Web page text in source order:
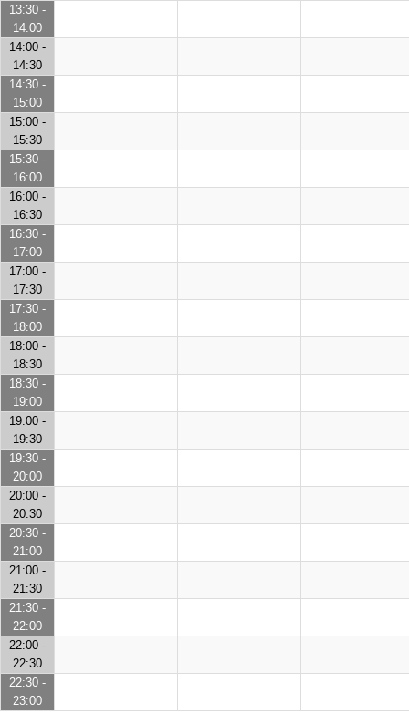
13:30 -
14:00
14:00 -
14:30
14:30 -
15:00
15:00 -
15:30
15:30 -
16:00
16:00 -
16:30
16:30 -
17:00
17:00 -
17:30
17:30 -
18:00
18:00 -
18:30
18:30 -
19:00
19:00 -
19:30
19:30 -
20:00
20:00 -
20:30
20:30 -
21:00
21:00 -
21:30
21:30 -
22:00
22:00 -
22:30
22:30 -
23:00